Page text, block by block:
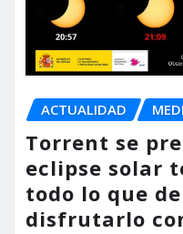
ACTUALIDAD
Torrent se
eclipse solar
todo lo que
disfrutarlo